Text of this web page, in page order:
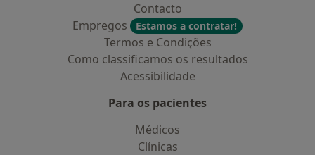
Contacto
Empregos
Estamos a contratar!
Termos e Condições
Como classificamos os resultados
Acessibilidade
Para os pacientes
Médicos
Clínicas